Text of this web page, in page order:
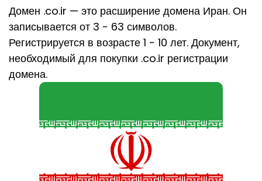
Домен .co.ir — это расширение домена Иран. Он
записывается от 3 - 63 символов.
Регистрируется в возрасте 1 - 10 лет. Документ,
необходимый для покупки .co.ir регистрации
домена.